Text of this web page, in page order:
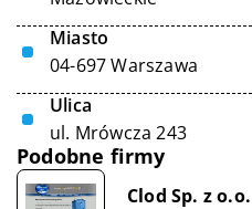
Miasto
04-697 Warszawa
Ulica
ul. Mrówcza 243
Podobne firmy
Clod Sp. z o.o.